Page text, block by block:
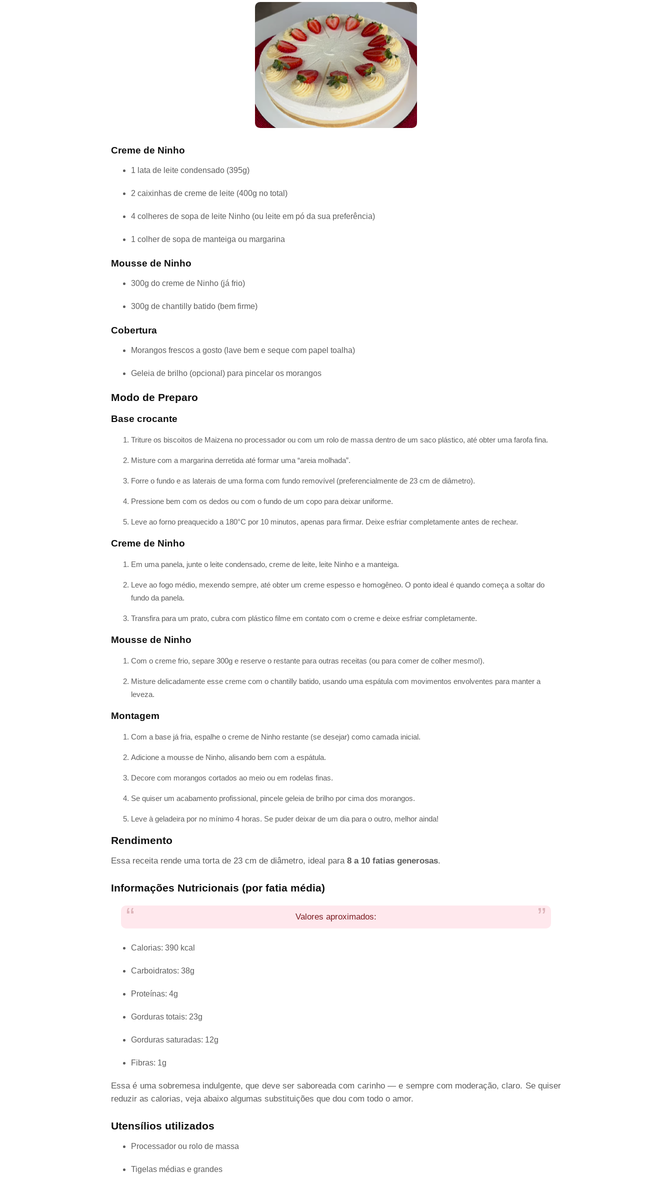
Creme de Ninho
1 lata de leite condensado (395g)
2 caixinhas de creme de leite (400g no total)
4 colheres de sopa de leite Ninho (ou leite em pó da sua preferência)
1 colher de sopa de manteiga ou margarina
Mousse de Ninho
300g do creme de Ninho (já frio)
300g de chantilly batido (bem firme)
Cobertura
Morangos frescos a gosto (lave bem e seque com papel toalha)
Geleia de brilho (opcional) para pincelar os morangos
Modo de Preparo
Base crocante
Triture os biscoitos de Maizena no processador ou com um rolo de massa dentro de um saco plástico, até obter uma farofa fina.
Misture com a margarina derretida até formar uma “areia molhada”.
Forre o fundo e as laterais de uma forma com fundo removível (preferencialmente de 23 cm de diâmetro).
Pressione bem com os dedos ou com o fundo de um copo para deixar uniforme.
Leve ao forno preaquecido a 180°C por 10 minutos, apenas para firmar. Deixe esfriar completamente antes de rechear.
Creme de Ninho
Em uma panela, junte o leite condensado, creme de leite, leite Ninho e a manteiga.
Leve ao fogo médio, mexendo sempre, até obter um creme espesso e homogêneo. O ponto ideal é quando começa a soltar do
fundo da panela.
Transfira para um prato, cubra com plástico filme em contato com o creme e deixe esfriar completamente.
Mousse de Ninho
Com o creme frio, separe 300g e reserve o restante para outras receitas (ou para comer de colher mesmo!).
Misture delicadamente esse creme com o chantilly batido, usando uma espátula com movimentos envolventes para manter a
leveza.
Montagem
Com a base já fria, espalhe o creme de Ninho restante (se desejar) como camada inicial.
Adicione a mousse de Ninho, alisando bem com a espátula.
Decore com morangos cortados ao meio ou em rodelas finas.
Se quiser um acabamento profissional, pincele geleia de brilho por cima dos morangos.
Leve à geladeira por no mínimo 4 horas. Se puder deixar de um dia para o outro, melhor ainda!
Rendimento
Essa receita rende uma torta de 23 cm de diâmetro, ideal para 8 a 10 fatias generosas.
Informações Nutricionais (por fatia média)
Valores aproximados:
Calorias: 390 kcal
Carboidratos: 38g
Proteínas: 4g
Gorduras totais: 23g
Gorduras saturadas: 12g
Fibras: 1g
Essa é uma sobremesa indulgente, que deve ser saboreada com carinho — e sempre com moderação, claro. Se quiser
reduzir as calorias, veja abaixo algumas substituições que dou com todo o amor.
Utensílios utilizados
Processador ou rolo de massa
Tigelas médias e grandes